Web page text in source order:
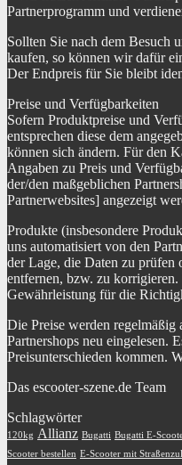
Partnerprogramm und
Sollten Sie nach dem Besuch
kaufen, so können wir dafür
Der Endpreis für Sie bleibt
Preise und Verfügbarkeiten
Sofern Produktpreise und
entsprechen diese dem
können sich ändern. Für den
Angaben zu Preis und
der/den maßgeblichen
Partnerwebsites] angezeigt
Produkte (insbesondere
uns automatisiert von den
der Lage, die Daten zu prüfen
entfernen, bzw. zu
Gewährleistung für die
Die Preise werden regelmäßig
Partnershops neu eingelesen.
Preisunterschieden kommen.
Das escooter-szene.de Team
Schlagwörter
120kg Allianz Bugatti Bugatti E-
Scooter bestellen E-Scooter mit